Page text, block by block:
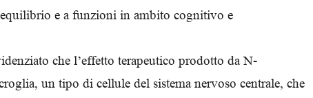
e a funzioni in ambito cognitivo e
che l’effetto terapeutico prodotto da N-
un tipo di cellule del sistema nervoso centrale, che